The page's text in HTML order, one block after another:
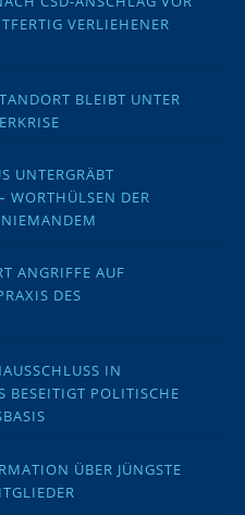
VERLIEHENER
BLEIBT UNTER
UNTERGRÄBT
WORTHÜLSEN DER
ANGRIFFE AUF
DES
IN
BESEITIGT POLITISCHE
ÜBER JÜNGSTE